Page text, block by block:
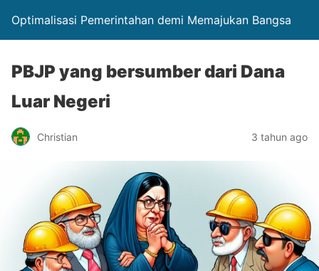
Optimalisasi Pemerintahan demi Memajukan Bangsa
PBJP yang bersumber dari Dana
Luar Negeri
Christian 3 tahun ago